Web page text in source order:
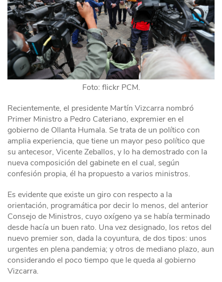
Foto: flickr PCM.
Recientemente, el presidente Martín Vizcarra nombró
Primer Ministro a Pedro Cateriano, expremier en el
gobierno de Ollanta Humala. Se trata de un político con
amplia experiencia, que tiene un mayor peso político que
su antecesor, Vicente Zeballos, y lo ha demostrado con la
nueva composición del gabinete en el cual, según
confesión propia, él ha propuesto a varios ministros.
Es evidente que existe un giro con respecto a la
orientación, programática por decir lo menos, del anterior
Consejo de Ministros, cuyo oxígeno ya se había terminado
desde hacía un buen rato. Una vez designado, los retos del
nuevo premier son, dada la coyuntura, de dos tipos: unos
urgentes en plena pandemia; y otros de mediano plazo, aun
considerando el poco tiempo que le queda al gobierno
Vizcarra.